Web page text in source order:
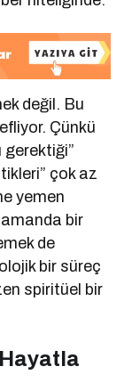
değil. Bu
Çünkü
gerektiği”
çok az
yemen
bir
de
bir süreç
spiritüel bir